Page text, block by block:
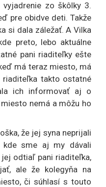
zo škôlky 3.
pre obidve deti. Takže
si dala záležať. A Vilka
preto, lebo aktuálne
pani riaditeľky ešte
má teraz miesto, má
riaditeľka takto ostatné
ich informovať aj o
nemá a môžu ho
že jej syna neprijali
sme aj my dávali
odtiaľ pani riaditeľka,
ale že kolegyňa na
či súhlasí s touto